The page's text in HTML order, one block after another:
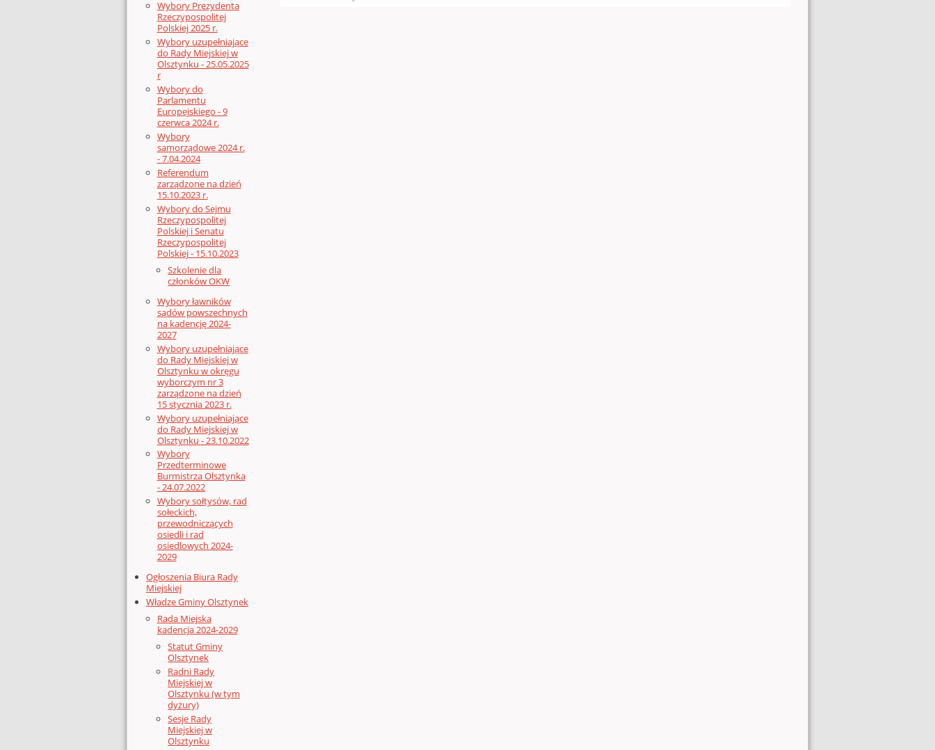
Wybory Prezydenta
Rzeczypospolitej
Polskiej 2025 r.
Wybory uzupełniające
do Rady Miejskiej w
Olsztynku - 25.05.2025
r
Wybory do
Parlamentu
Europejskiego - 9
czerwca 2024 r.
Wybory
samorządowe 2024 r.
- 7.04.2024
Referendum
zarządzone na dzień
15.10.2023 r.
Wybory do Sejmu
Rzeczypospolitej
Polskiej i Senatu
Rzeczypospolitej
Polskiej - 15.10.2023
Szkolenie dla
członków OKW
Wybory ławników
sądów powszechnych
na kadencję 2024-
2027
Wybory uzupełniające
do Rady Miejskiej w
Olsztynku w okręgu
wyborczym nr 3
zarządzone na dzień
15 stycznia 2023 r.
Wybory uzupełniające
do Rady Miejskiej w
Olsztynku - 23.10.2022
Wybory
Przedterminowe
Burmistrza Olsztynka
- 24.07.2022
Wybory sołtysów, rad
sołeckich,
przewodniczących
osiedli i rad
osiedlowych 2024-
2029
Ogłoszenia Biura Rady
Miejskiej
Władze Gminy Olsztynek
Rada Miejska
kadencja 2024-2029
Statut Gminy
Olsztynek
Radni Rady
Miejskiej w
Olsztynku (w tym
dyżury)
Sesje Rady
Miejskiej w
Olsztynku